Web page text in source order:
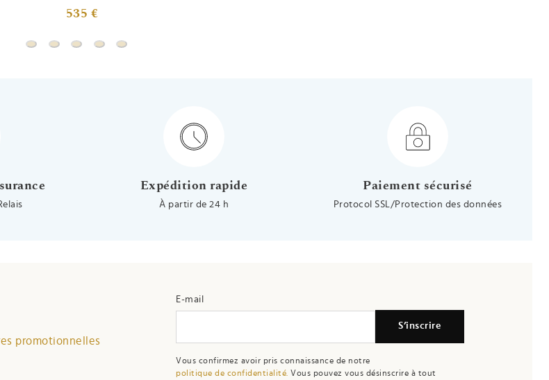
535 €
Gourmette bébé jaseron jeton ovale - Or blanc 18ct
Gourmette bébé jeton - Or blanc 9ct
Gourmette jeton - Argent massif
Gourmette bébé colombe - Or blanc 9ct
Gourmette bébé colombe - Or blanc 18ct
Expédition rapide
À partir de 24 h
Paiement sécurisé
Protocol SSL/Protection des données
promotionnelles
E-mail
S’inscrire
Vous confirmez avoir pris connaissance de notre
politique de confidentialité. Vous pouvez vous désinscrire à tout